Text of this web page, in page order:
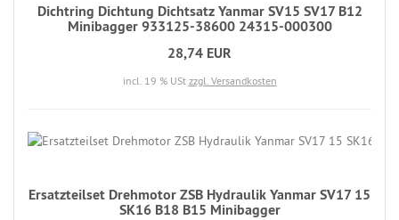
Dichtring Dichtung Dichtsatz Yanmar SV15 SV17 B12
Minibagger 933125-38600 24315-000300
28,74 EUR
incl. 19 % USt zzgl. Versandkosten
Ersatzteilset Drehmotor ZSB Hydraulik Yanmar SV17 15
SK16 B18 B15 Minibagger